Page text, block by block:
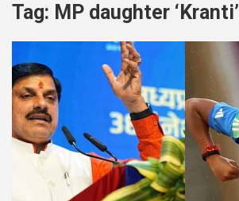
Tag: MP daughter ‘Kranti’